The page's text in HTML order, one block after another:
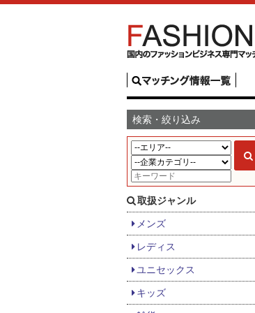
検索・絞り込み
取扱ジャンル
メンズ
レディス
ユニセックス
キッズ